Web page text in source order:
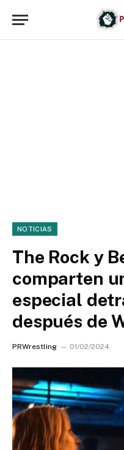
NOTICIAS
The Rock y
comparten
especial
después de
PRWrestling 01/02/2024